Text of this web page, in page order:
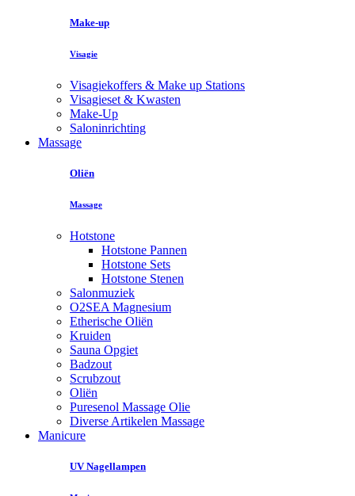
Make-up
Visagie
Visagiekoffers & Make up Stations
Visagieset & Kwasten
Make-Up
Saloninrichting
Massage
Oliën
Massage
Hotstone
Hotstone Pannen
Hotstone Sets
Hotstone Stenen
Salonmuziek
O2SEA Magnesium
Etherische Oliën
Kruiden
Sauna Opgiet
Badzout
Scrubzout
Oliën
Puresenol Massage Olie
Diverse Artikelen Massage
Manicure
UV Nagellampen